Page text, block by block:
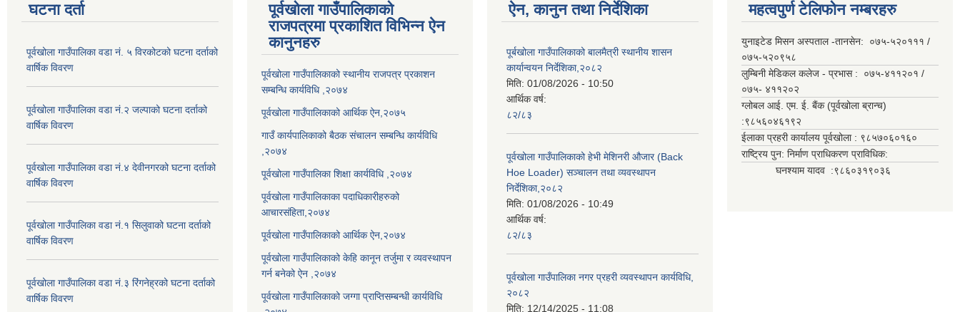
घटना दर्ता
पूर्वखोला गाउँपालिका वडा नं. ५ विरकोटको घटना दर्ताको
वार्षिक विवरण
पूर्वखोला गाउँपालिका वडा नं.२ जल्पाको घटना दर्ताको
वार्षिक विवरण
पूर्वखोला गाउँपालिका वडा नं.४ देवीनगरको घटना दर्ताको
वार्षिक विवरण
पूर्वखोला गाउँपालिका वडा नं.१ सिलुवाको घटना दर्ताको
वार्षिक विवरण
पूर्वखोला गाउँपालिका वडा नं.३ रिंगनेह्रको घटना दर्ताको
वार्षिक विवरण
पूर्वखोला गाउँपालिकाको
राजपत्रमा प्रकाशित विभिन्न ऐन
कानुनहरु
पूर्वखोला गाउँपालिकाको स्थानीय राजपत्र प्रकाशन
सम्बन्धि कार्यविधि ,२०७४
पूर्वखोला गाउँपालिकाको आर्थिक ऐन,२०७५
गाउँ कार्यपालिकाको बैठक संचालन सम्बन्धि कार्यविधि
,२०७४
पूर्वखोला गाउँपालिका शिक्षा कार्यविधि ,२०७४
पूर्वखोला गाउँपालिकाका पदाधिकारीहरुको
आचारसंहिता,२०७४
पूर्वखोला गाउँपालिकाको आर्थिक ऐन,२०७४
पूर्वखोला गाउँपालिकाको केहि कानून तर्जुमा र व्यवस्थापन
गर्न बनेको ऐन ,२०७४
पूर्वखोला गाउँपालिकाको जग्गा प्राप्तिसम्बन्धी कार्यविधि
ऐन, कानुन तथा निर्देशिका
पूर्बखोला गाउँपालिकाको बालमैत्री स्थानीय शासन
कार्यान्वयन निर्देशिका,२०८२
मिति: 01/08/2026 - 10:50
आर्थिक वर्ष:
८२/८३
पूर्वखोला गाउँपालिकाको हेभी मेशिनरी औजार (Back
Hoe Loader) सञ्चालन तथा व्यवस्थापन
निर्देशिका,२०८२
मिति: 01/08/2026 - 10:49
आर्थिक वर्ष:
८२/८३
पूर्वखोला गाउँपालिका नगर प्रहरी व्यवस्थापन कार्यविधि,
२०८२
मिति: 12/14/2025 - 11:08
महत्वपुर्ण टेलिफोन नम्बरहरु
युनाइटेड मिसन अस्पताल -तानसेन: ०७५-५२०१११ /
०७५-५२०९५८
लुम्बिनी मेडिकल कलेज - प्रभास : ०७५-४११२०१ /
०७५- ४११२०२
ग्लोबल आई. एम. ई. बैंक (पूर्वखोला ब्रान्च)
:९८५६०४६१९२
ईलाका प्रहरी कार्यालय पूर्वखोला : ९८५७०६०१६०
राष्ट्रिय पुन: निर्माण प्राधिकरण प्राविधिक:
घनश्याम यादव :९८६०३१९०३६